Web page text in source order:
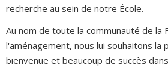
recherche au sein de notre École.
Au nom de toute la communauté de la
l'aménagement, nous lui souhaitons la
bienvenue et beaucoup de succès